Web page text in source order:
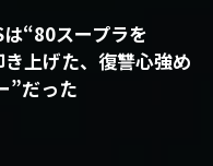
は“80スープラを
上げた、復讐心強め
”だった